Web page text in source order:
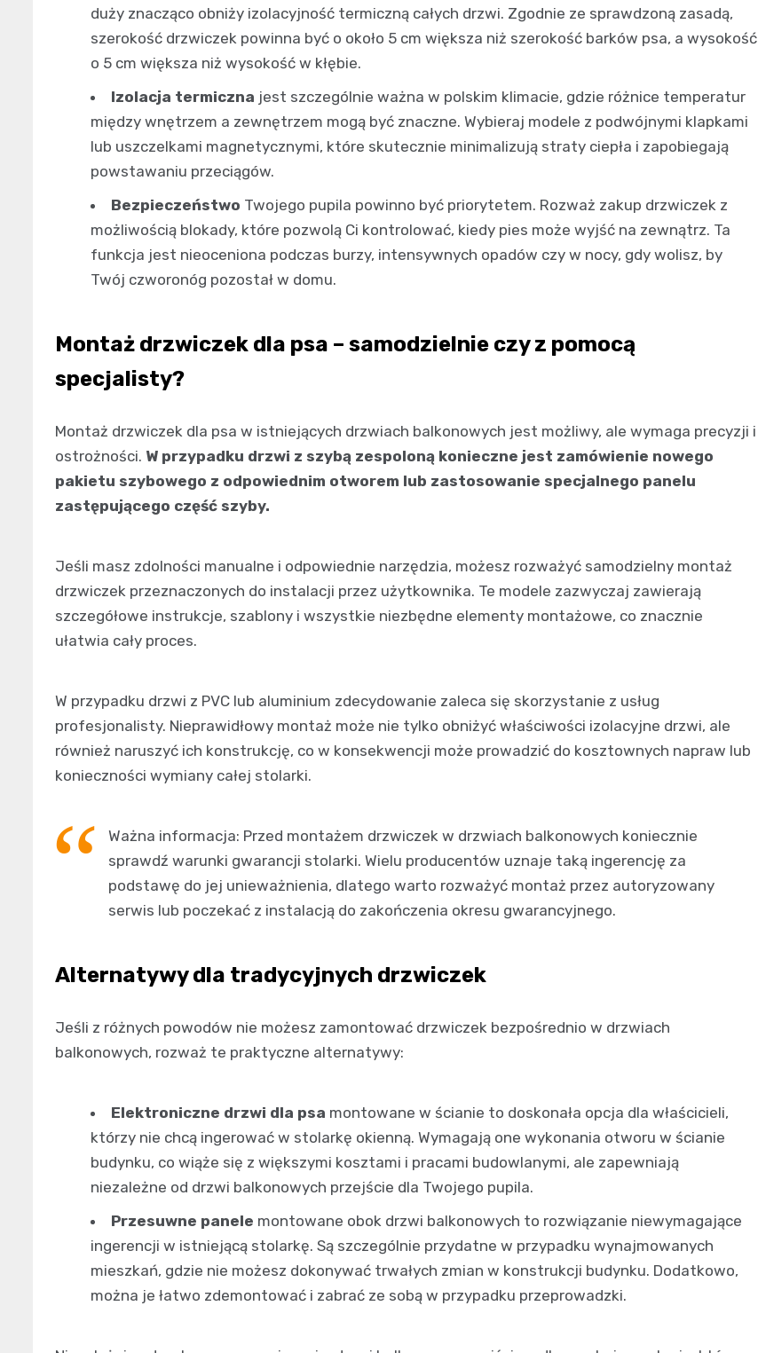
duży znacząco obniży izolacyjność termiczną całych drzwi. Zgodnie ze sprawdzoną zasadą,
szerokość drzwiczek powinna być o około 5 cm większa niż szerokość barków psa, a wysokość
o 5 cm większa niż wysokość w kłębie.
Izolacja termiczna jest szczególnie ważna w polskim klimacie, gdzie różnice temperatur
między wnętrzem a zewnętrzem mogą być znaczne. Wybieraj modele z podwójnymi klapkami
lub uszczelkami magnetycznymi, które skutecznie minimalizują straty ciepła i zapobiegają
powstawaniu przeciągów.
Bezpieczeństwo Twojego pupila powinno być priorytetem. Rozważ zakup drzwiczek z
możliwością blokady, które pozwolą Ci kontrolować, kiedy pies może wyjść na zewnątrz. Ta
funkcja jest nieoceniona podczas burzy, intensywnych opadów czy w nocy, gdy wolisz, by
Twój czworonóg pozostał w domu.
Montaż drzwiczek dla psa – samodzielnie czy z pomocą
specjalisty?
Montaż drzwiczek dla psa w istniejących drzwiach balkonowych jest możliwy, ale wymaga precyzji i
ostrożności. W przypadku drzwi z szybą zespoloną konieczne jest zamówienie nowego
pakietu szybowego z odpowiednim otworem lub zastosowanie specjalnego panelu
zastępującego część szyby.
Jeśli masz zdolności manualne i odpowiednie narzędzia, możesz rozważyć samodzielny montaż
drzwiczek przeznaczonych do instalacji przez użytkownika. Te modele zazwyczaj zawierają
szczegółowe instrukcje, szablony i wszystkie niezbędne elementy montażowe, co znacznie
ułatwia cały proces.
W przypadku drzwi z PVC lub aluminium zdecydowanie zaleca się skorzystanie z usług
profesjonalisty. Nieprawidłowy montaż może nie tylko obniżyć właściwości izolacyjne drzwi, ale
również naruszyć ich konstrukcję, co w konsekwencji może prowadzić do kosztownych napraw lub
konieczności wymiany całej stolarki.
Ważna informacja: Przed montażem drzwiczek w drzwiach balkonowych koniecznie
sprawdź warunki gwarancji stolarki. Wielu producentów uznaje taką ingerencję za
podstawę do jej unieważnienia, dlatego warto rozważyć montaż przez autoryzowany
serwis lub poczekać z instalacją do zakończenia okresu gwarancyjnego.
Alternatywy dla tradycyjnych drzwiczek
Jeśli z różnych powodów nie możesz zamontować drzwiczek bezpośrednio w drzwiach
balkonowych, rozważ te praktyczne alternatywy:
Elektroniczne drzwi dla psa montowane w ścianie to doskonała opcja dla właścicieli,
którzy nie chcą ingerować w stolarkę okienną. Wymagają one wykonania otworu w ścianie
budynku, co wiąże się z większymi kosztami i pracami budowlanymi, ale zapewniają
niezależne od drzwi balkonowych przejście dla Twojego pupila.
Przesuwne panele montowane obok drzwi balkonowych to rozwiązanie niewymagające
ingerencji w istniejącą stolarkę. Są szczególnie przydatne w przypadku wynajmowanych
mieszkań, gdzie nie możesz dokonywać trwałych zmian w konstrukcji budynku. Dodatkowo,
można je łatwo zdemontować i zabrać ze sobą w przypadku przeprowadzki.